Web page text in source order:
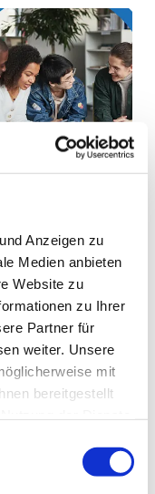
Anzeigen zu
Medien anbieten
Website zu
zu Ihrer
Partner für
weiter. Unsere
mit
bereitgestellt